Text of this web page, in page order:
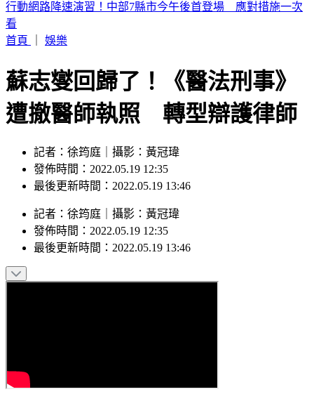
2026購車風向球 : 看購車趨勢分析，還有好禮天天抽
首頁
蘇志燮回歸了！《醫法刑事》
遭撤醫師執照 轉型辯護律師
發佈時間：2022.05.19 12:35
最後更新時間：2022.05.19 13:46
發佈時間：2022.05.19 12:35
最後更新時間：2022.05.19 13:46